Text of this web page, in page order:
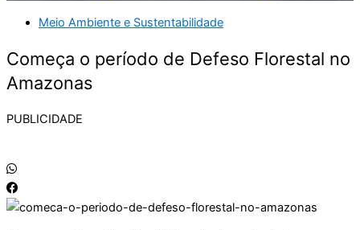
Meio Ambiente e Sustentabilidade
Começa o período de Defeso Florestal no
Amazonas
PUBLICIDADE